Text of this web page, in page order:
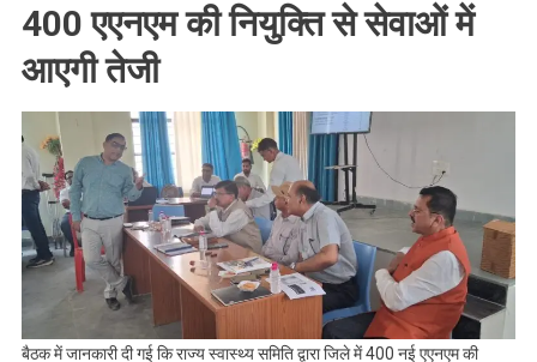
​400 एएनएम की नियुक्ति से सेवाओं में
आएगी तेजी
बैठक में जानकारी दी गई कि राज्य स्वास्थ्य समिति द्वारा जिले में 400 नई एएनएम की